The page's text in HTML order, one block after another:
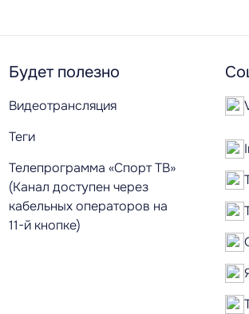
Будет полезно
Видеотрансляция
Теги
Телепрограмма «Спорт ТВ»
(Канал доступен через
кабельных операторов на
11-й кнопке)